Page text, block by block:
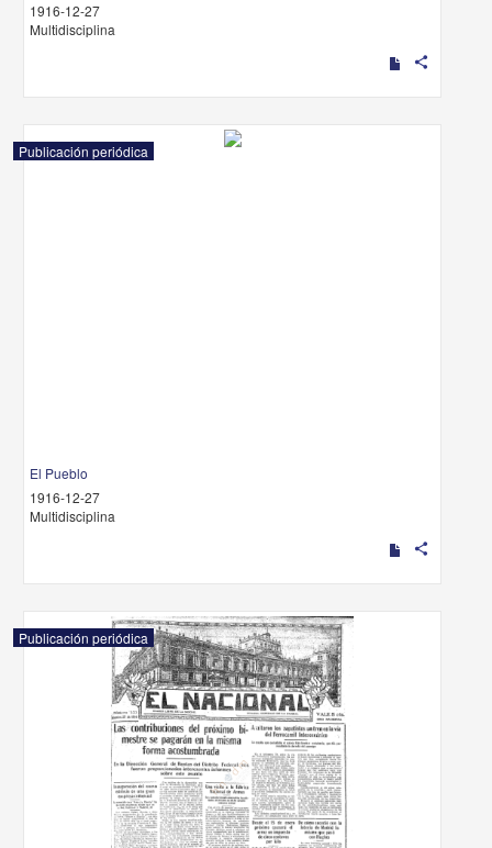
1916-12-27
Multidisciplina
share
Publicación periódica
El Pueblo
1916-12-27
Multidisciplina
share
Publicación periódica